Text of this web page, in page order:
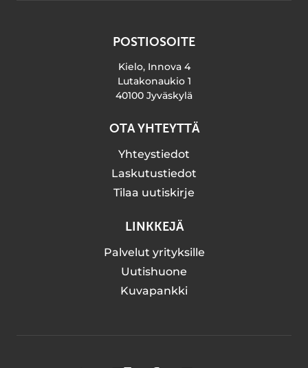
POSTIOSOITE
Kielo, Innova 4
Lutakonaukio 1
40100 Jyväskylä
OTA YHTEYTTÄ
Yhteystiedot
Laskutustiedot
Tilaa uutiskirje
LINKKEJÄ
Palvelut yrityksille
Uutishuone
Kuvapankki